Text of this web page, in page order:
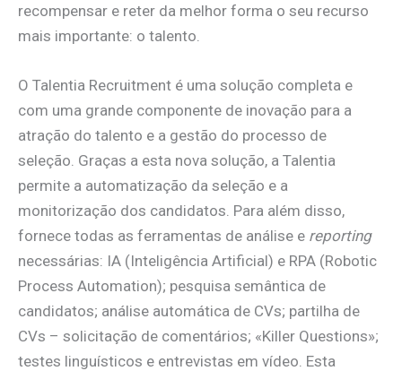
recompensar e reter da melhor forma o seu recurso
mais importante: o talento.
O Talentia Recruitment é uma solução completa e
com uma grande componente de inovação para a
atração do talento e a gestão do processo de
seleção. Graças a esta nova solução, a Talentia
permite a automatização da seleção e a
monitorização dos candidatos. Para além disso,
fornece todas as ferramentas de análise e reporting
necessárias: IA (Inteligência Artificial) e RPA (Robotic
Process Automation); pesquisa semântica de
candidatos; análise automática de CVs; partilha de
CVs – solicitação de comentários; «Killer Questions»;
testes linguísticos e entrevistas em vídeo. Esta